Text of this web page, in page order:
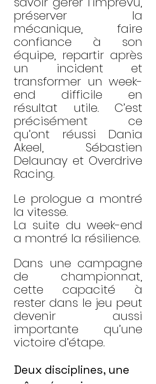
préserver la
mécanique, faire
confiance à son
équipe, repartir après
un incident et
transformer un week-
end difficile en
résultat utile. C’est
précisément ce
qu’ont réussi Dania
Akeel, Sébastien
Delaunay et Overdrive
Racing.
Le prologue a montré
la vitesse.
La suite du week-end
a montré la résilience.
Dans une campagne
de championnat,
cette capacité à
rester dans le jeu peut
devenir aussi
importante qu’une
victoire d’étape.
Deux disciplines, une